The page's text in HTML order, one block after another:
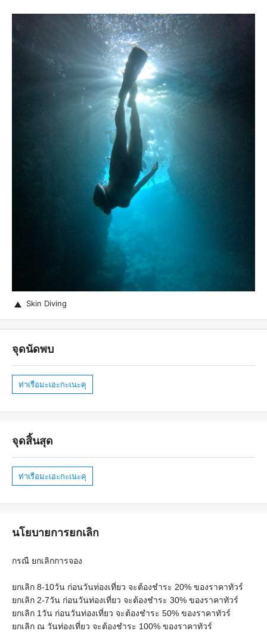
Skin Diving
จุดนัดพบ
ท่าเรือมะเอะกะเนะคุ
จุดสิ้นสุด
ท่าเรือมะเอะกะเนะคุ
นโยบายการยกเลิก
กรณื ยกเลิกการจอง
ยกเลิก 8-10วัน ก่อนวันท่องเที่ยว จะต้องชำระ 20% ของราคาทัวร์
ยกเลิก 2-7วัน ก่อนวันท่องเที่ยว จะต้องชำระ 30% ของราคาทัวร์
ยกเลิก 1วัน ก่อนวันท่องเที่ยว จะต้องชำระ 50% ของราคาทัวร์
ยกเลิก ณ วันท่องเที่ยว จะต้องชำระ 100% ของราคาทัวร์